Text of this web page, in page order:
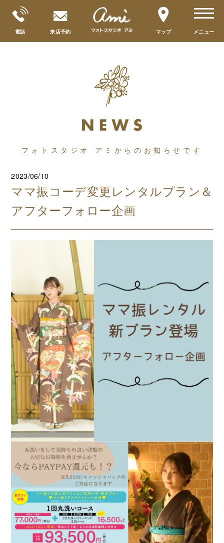
フォトスタジオ アミからのお知らせです
2023/06/10
ママ振コーデ変更レンタルプラン＆
アフターフォロー企画
toggle
電話 来店予約 マップ メニュー